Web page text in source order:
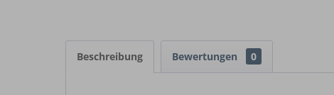
Beschreibung Bewertungen 0